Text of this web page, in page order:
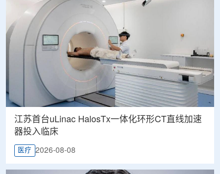
江苏首台uLinac HalosTx一体化环形CT直线加速
器投入临床
医疗 2026-08-08